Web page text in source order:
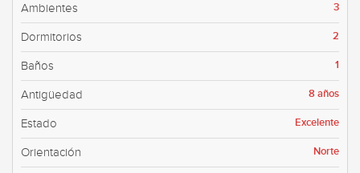
Ambientes 3
Dormitorios 2
Baños 1
Antigüedad 8 años
Estado Excelente
Orientación Norte